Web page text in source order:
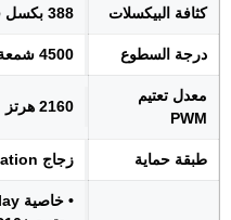
كثافة البيكسلات 388 بكسل في كل إنش
درجة السطوع 4500 شمعة (السطوع الأقصى)
معدل تعتيم
PWM
2160 هرتز
طبقة حماية زجاج Schott Xensation
• خاصية Always-on display